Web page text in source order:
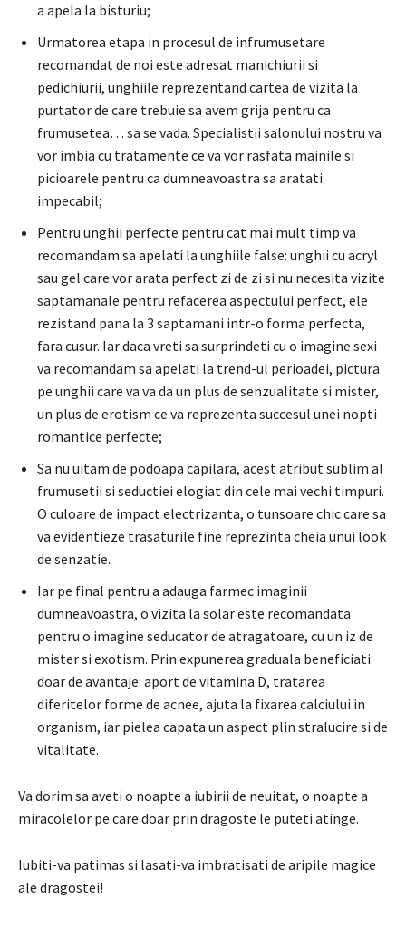
a apela la bisturiu;
Urmatorea etapa in procesul de infrumusetare
recomandat de noi este adresat manichiurii si
pedichiurii, unghiile reprezentand cartea de vizita la
purtator de care trebuie sa avem grija pentru ca
frumusetea… sa se vada. Specialistii salonului nostru va
vor imbia cu tratamente ce va vor rasfata mainile si
picioarele pentru ca dumneavoastra sa aratati
impecabil;
Pentru unghii perfecte pentru cat mai mult timp va
recomandam sa apelati la unghiile false: unghii cu acryl
sau gel care vor arata perfect zi de zi si nu necesita vizite
saptamanale pentru refacerea aspectului perfect, ele
rezistand pana la 3 saptamani intr-o forma perfecta,
fara cusur. Iar daca vreti sa surprindeti cu o imagine sexi
va recomandam sa apelati la trend-ul perioadei, pictura
pe unghii care va va da un plus de senzualitate si mister,
un plus de erotism ce va reprezenta succesul unei nopti
romantice perfecte;
Sa nu uitam de podoapa capilara, acest atribut sublim al
frumusetii si seductiei elogiat din cele mai vechi timpuri.
O culoare de impact electrizanta, o tunsoare chic care sa
va evidentieze trasaturile fine reprezinta cheia unui look
de senzatie.
Iar pe final pentru a adauga farmec imaginii
dumneavoastra, o vizita la solar este recomandata
pentru o imagine seducator de atragatoare, cu un iz de
mister si exotism. Prin expunerea graduala beneficiati
doar de avantaje: aport de vitamina D, tratarea
diferitelor forme de acnee, ajuta la fixarea calciului in
organism, iar pielea capata un aspect plin stralucire si de
vitalitate.
Va dorim sa aveti o noapte a iubirii de neuitat, o noapte a
miracolelor pe care doar prin dragoste le puteti atinge.
Iubiti-va patimas si lasati-va imbratisati de aripile magice
ale dragostei!